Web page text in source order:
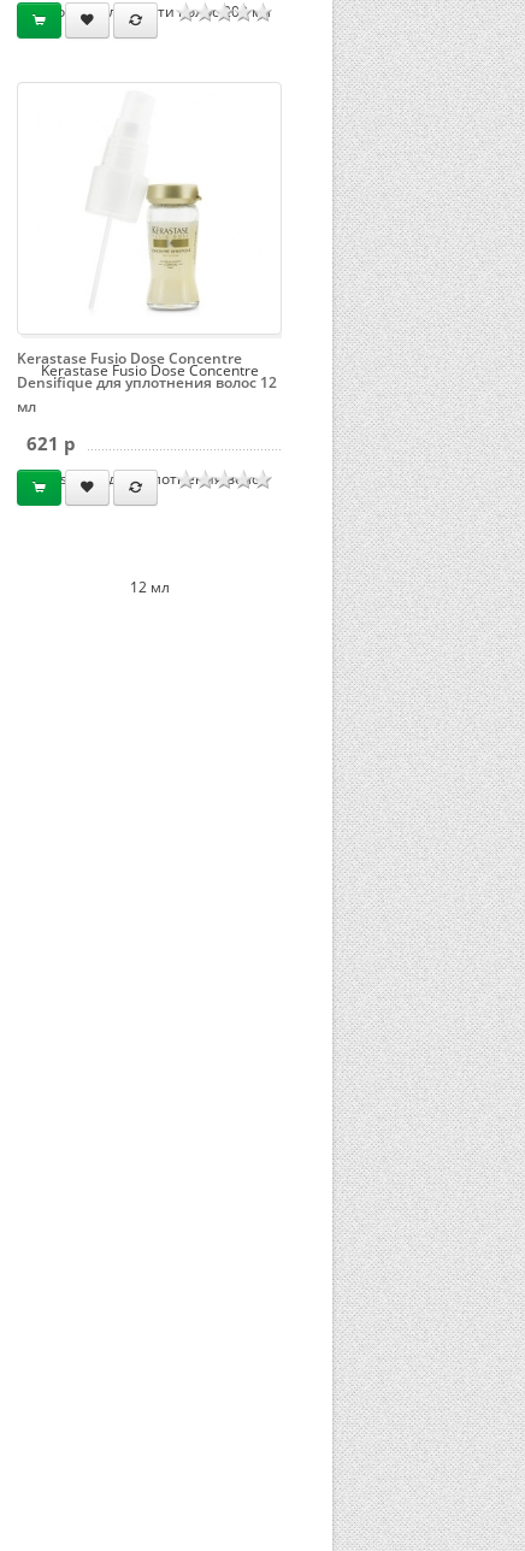
густоты и плотности волос 200 мл
Kerastase Fusio Dose Concentre
Densifique для уплотнения волос
12 мл
Kerastase Fusio Dose Concentre
Densifique для уплотнения волос 12
мл
621 p